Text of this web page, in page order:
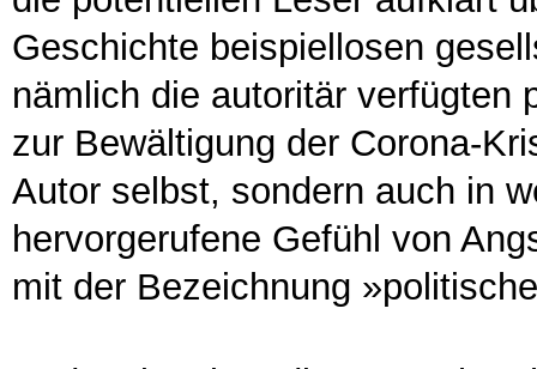
Geschichte beispiellosen
nämlich die autoritär verfügten
zur Bewältigung der Corona-
Autor selbst, sondern auch in
hervorgerufene Gefühl von
mit der Bezeichnung